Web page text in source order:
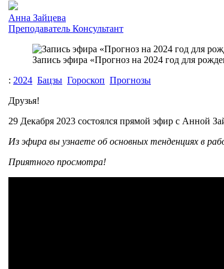
Анна Зайцева
Преподаватель Консультант
Запись эфира «Прогноз на 2024 год для
: 2024 Бацзы Гороскоп Прогнозы
Друзья!
29 Декабря 2023 состоялся прямой эфир с Анной
Из эфира вы узнаете об основных тенденциях в
Приятного просмотра!